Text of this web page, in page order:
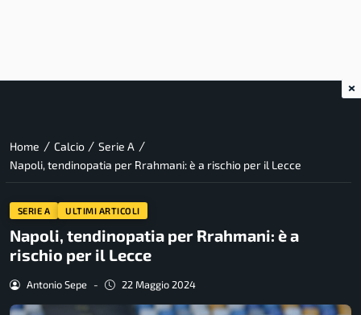
Home / Calcio / Serie A /
Napoli, tendinopatia per Rrahmani: è a rischio per il Lecce
SERIE A ULTIMI ARTICOLI
Napoli, tendinopatia per Rrahmani: è a
rischio per il Lecce
Antonio Sepe - 22 Maggio 2024
×